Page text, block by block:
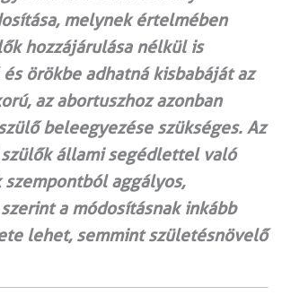
melynek értelmében
hozzájárulása nélkül is
örökbe adhatná kisbabáját az
az abortuszhoz azonban
beleegyezése szükséges. Az
állami segédlettel való
szempontból aggályos,
a módosításnak inkább
lehet, semmint születésnövelő